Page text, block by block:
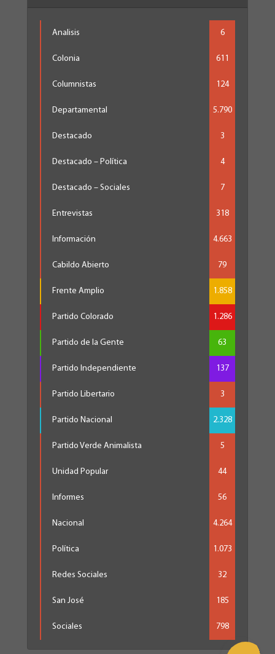
Analisis 6
Colonia 611
Columnistas 124
Departamental 5.790
Destacado 3
Destacado – Política 4
Destacado – Sociales 7
Entrevistas 318
Información 4.663
Cabildo Abierto 79
Frente Amplio 1.858
Partido Colorado 1.286
Partido de la Gente 63
Partido Independiente 137
Partido Libertario 3
Partido Nacional 2.328
Partido Verde Animalista 5
Unidad Popular 44
Informes 56
Nacional 4.264
Política 1.073
Redes Sociales 32
San José 185
Sociales 798